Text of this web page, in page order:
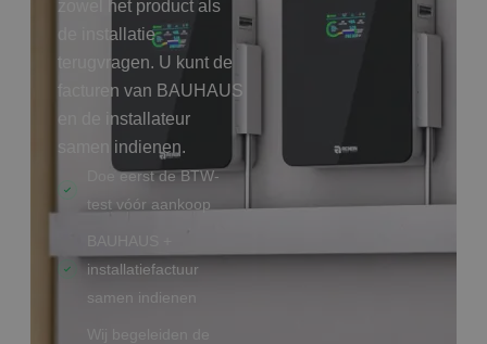
zowel het product als
de installatie
terugvragen. U kunt de
facturen van BAUHAUS
en de installateur
samen indienen.
Doe eerst de BTW-
test vóór aankoop
installatiefactuur
samen indienen
Wij begeleiden de